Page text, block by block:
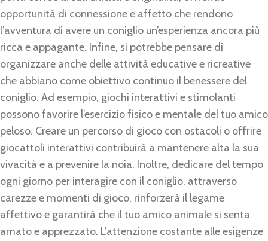
opportunità di connessione e affetto che rendono
l’avventura di avere un coniglio un’esperienza ancora più
ricca e appagante. Infine, si potrebbe pensare di
organizzare anche delle attività educative e ricreative
che abbiano come obiettivo continuo il benessere del
coniglio. Ad esempio, giochi interattivi e stimolanti
possono favorire l’esercizio fisico e mentale del tuo amico
peloso. Creare un percorso di gioco con ostacoli o offrire
giocattoli interattivi contribuirà a mantenere alta la sua
vivacità e a prevenire la noia. Inoltre, dedicare del tempo
ogni giorno per interagire con il coniglio, attraverso
carezze e momenti di gioco, rinforzerà il legame
affettivo e garantirà che il tuo amico animale si senta
amato e apprezzato. L’attenzione costante alle esigenze